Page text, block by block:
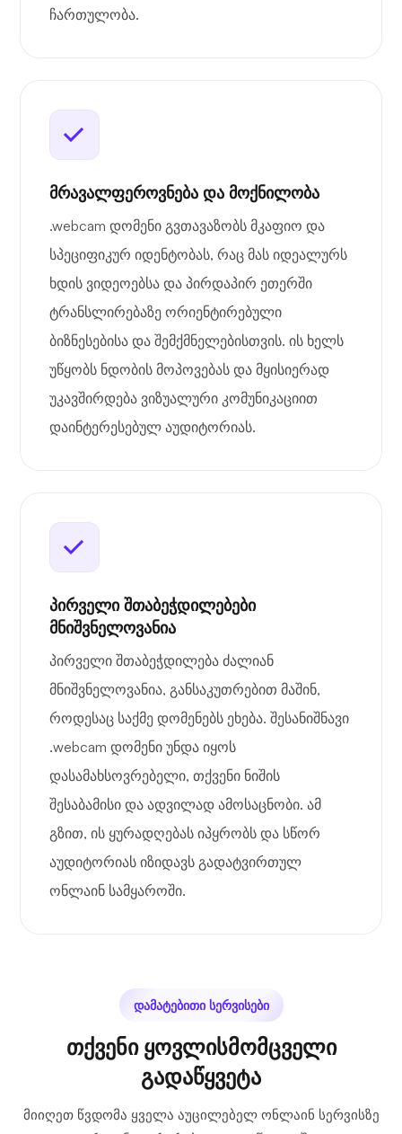
ჩართულობა.
მრავალფეროვნება და მოქნილობა
.webcam დომენი გვთავაზობს მკაფიო და
სპეციფიკურ იდენტობას, რაც მას იდეალურს
ხდის ვიდეოებსა და პირდაპირ ეთერში
ტრანსლირებაზე ორიენტირებული
ბიზნესებისა და შემქმნელებისთვის. ის ხელს
უწყობს ნდობის მოპოვებას და მყისიერად
უკავშირდება ვიზუალური კომუნიკაციით
დაინტერესებულ აუდიტორიას.
პირველი შთაბეჭდილებები
მნიშვნელოვანია
პირველი შთაბეჭდილება ძალიან
მნიშვნელოვანია, განსაკუთრებით მაშინ,
როდესაც საქმე დომენებს ეხება. შესანიშნავი
.webcam დომენი უნდა იყოს
დასამახსოვრებელი, თქვენი ნიშის
შესაბამისი და ადვილად ამოსაცნობი. ამ
გზით, ის ყურადღებას იპყრობს და სწორ
აუდიტორიას იზიდავს გადატვირთულ
ონლაინ სამყაროში.
დამატებითი სერვისები
თქვენი ყოვლისმომცველი
გადაწყვეტა
მიიღეთ წვდომა ყველა აუცილებელ ონლაინ სერვისზე